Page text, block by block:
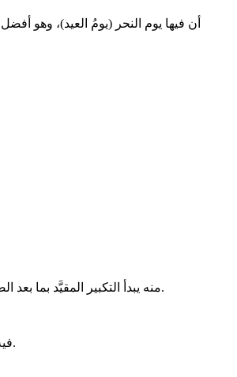
- منه يبدأ التكبير المقيَّد بما بعد الصلوات، ولفظُه مثل لفظ التكبير المطلق في سائر العشر؛ ومن بين الصيغ المأثورة فيه: (الله أكبر، الله أكبر، الله أكبر، لا إله إلا الله، والله أكبر، الله أكبر، ولله الحمد).
- فيه ينزل الله إلى السماء الدنيا، ويَستجيب الدعاء؛ فخيرُ الدعاء على الإطلاق دعاءُ يومِ عرفة، كما في الحديث الصحيح . وقد كان السلف يَدّخِرون حوائجَهم وطلباتِهم له.